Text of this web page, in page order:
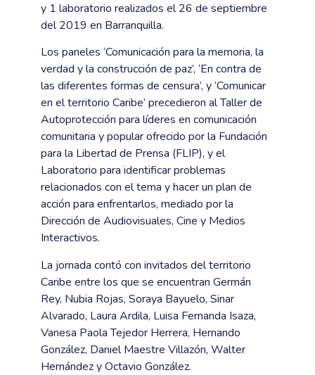
y 1 laboratorio realizados el 26 de septiembre
del 2019 en Barranquilla.
Los paneles ‘Comunicación para la memoria, la
verdad y la construcción de paz’, ‘En contra de
las diferentes formas de censura’, y ‘Comunicar
en el territorio Caribe’ precedieron al Taller de
Autoprotección para líderes en comunicación
comunitaria y popular ofrecido por la Fundación
para la Libertad de Prensa (FLIP), y el
Laboratorio para identificar problemas
relacionados con el tema y hacer un plan de
acción para enfrentarlos, mediado por la
Dirección de Audiovisuales, Cine y Medios
Interactivos.
La jornada contó con invitados del territorio
Caribe entre los que se encuentran Germán
Rey, Nubia Rojas, Soraya Bayuelo, Sinar
Alvarado, Laura Ardila, Luisa Fernanda Isaza,
Vanesa Paola Tejedor Herrera, Hernando
González, Daniel Maestre Villazón, Walter
Hernández y Octavio González.